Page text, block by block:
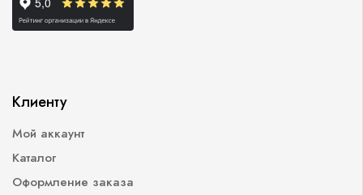
Клиенту
Мой аккаунт
Каталог
Оформление заказа